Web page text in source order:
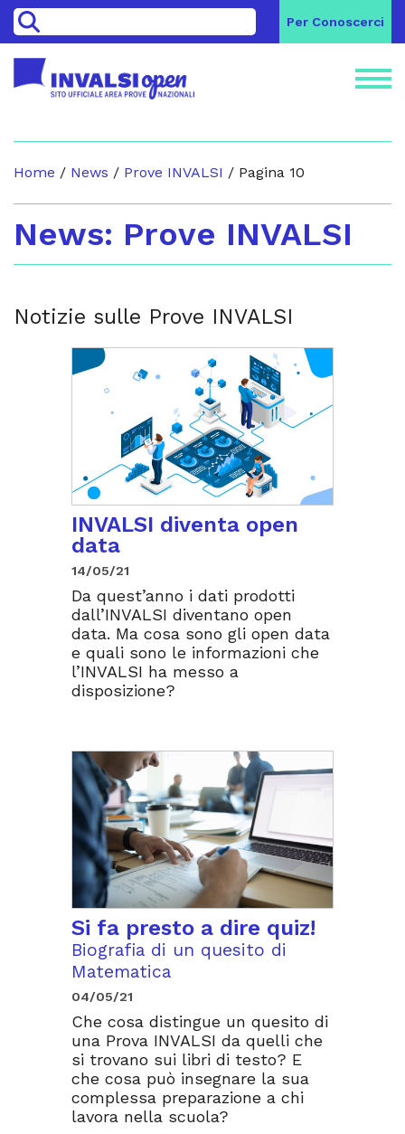
> Per Conoscerci
Home / News / Prove INVALSI / Pagina 10
Prove INVALSI
Notizie sulle Prove INVALSI
INVALSI diventa open
data
14/05/21
Da quest’anno i dati prodotti
dall’INVALSI diventano open
data. Ma cosa sono gli open data
e quali sono le informazioni che
l’INVALSI ha messo a
disposizione?
Si fa presto a dire quiz!
Biografia di un quesito di
Matematica
04/05/21
Che cosa distingue un quesito di
una Prova INVALSI da quelli che
si trovano sui libri di testo? E
che cosa può insegnare la sua
complessa preparazione a chi
lavora nella scuola?